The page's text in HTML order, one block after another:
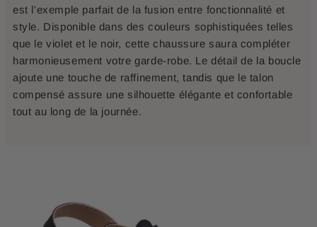
est l'exemple parfait de la fusion entre fonctionnalité et
style. Disponible dans des couleurs sophistiquées telles
que le violet et le noir, cette chaussure saura compléter
harmonieusement votre garde-robe. Le détail de la boucle
ajoute une touche de raffinement, tandis que le talon
compensé assure une silhouette élégante et confortable
tout au long de la journée.